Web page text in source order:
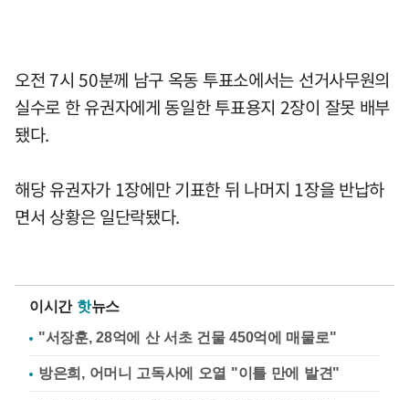
오전 7시 50분께 남구 옥동 투표소에서는 선거사무원의
실수로 한 유권자에게 동일한 투표용지 2장이 잘못 배부
됐다.
해당 유권자가 1장에만 기표한 뒤 나머지 1장을 반납하
면서 상황은 일단락됐다.
이시간 핫뉴스
"서장훈, 28억에 산 서초 건물 450억에 매물로"
방은희, 어머니 고독사에 오열 "이틀 만에 발견"